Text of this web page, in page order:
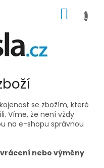
KOŠÍK
se zbožím, které
Víme, že není vždy
na e-shopu správnou
nebo výměny